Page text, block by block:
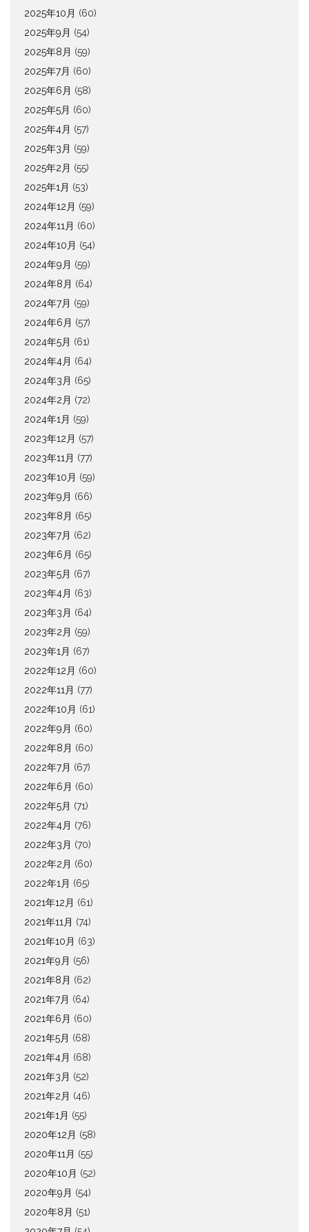
2025年10月 (60)
2025年9月 (54)
2025年8月 (59)
2025年7月 (60)
2025年6月 (58)
2025年5月 (60)
2025年4月 (57)
2025年3月 (59)
2025年2月 (55)
2025年1月 (53)
2024年12月 (59)
2024年11月 (60)
2024年10月 (54)
2024年9月 (59)
2024年8月 (64)
2024年7月 (59)
2024年6月 (57)
2024年5月 (61)
2024年4月 (64)
2024年3月 (65)
2024年2月 (72)
2024年1月 (59)
2023年12月 (57)
2023年11月 (77)
2023年10月 (59)
2023年9月 (66)
2023年8月 (65)
2023年7月 (62)
2023年6月 (65)
2023年5月 (67)
2023年4月 (63)
2023年3月 (64)
2023年2月 (59)
2023年1月 (67)
2022年12月 (60)
2022年11月 (77)
2022年10月 (61)
2022年9月 (60)
2022年8月 (60)
2022年7月 (67)
2022年6月 (60)
2022年5月 (71)
2022年4月 (76)
2022年3月 (70)
2022年2月 (60)
2022年1月 (65)
2021年12月 (61)
2021年11月 (74)
2021年10月 (63)
2021年9月 (56)
2021年8月 (62)
2021年7月 (64)
2021年6月 (60)
2021年5月 (68)
2021年4月 (68)
2021年3月 (52)
2021年2月 (46)
2021年1月 (55)
2020年12月 (58)
2020年11月 (55)
2020年10月 (52)
2020年9月 (54)
2020年8月 (51)